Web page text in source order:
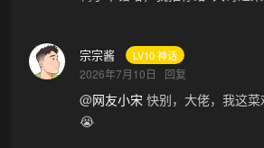
宗宗酱 LV10 神话
2026年7月10日 回复
@网友小宋 快别，大佬，我这
😭